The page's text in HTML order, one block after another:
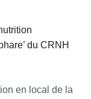
du CRNH
en local de la